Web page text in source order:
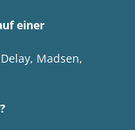
einer
Madsen,